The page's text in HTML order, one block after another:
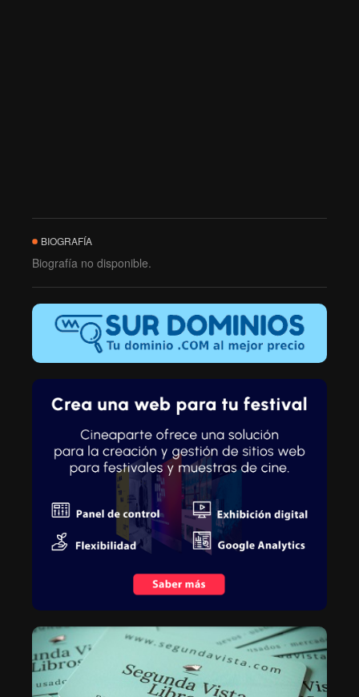
BIOGRAFÍA
Biografía no disponible.